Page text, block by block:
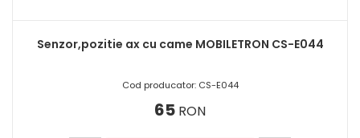
Senzor,pozitie ax cu came MOBILETRON CS-E044
Cod producator: CS-E044
65 RON